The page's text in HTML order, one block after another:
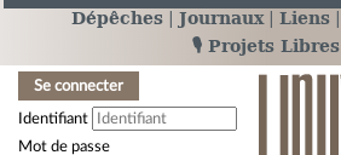
Dépêches Journaux Liens
🎙️ Projets Libres
Se connecter
Identifiant
Mot de passe